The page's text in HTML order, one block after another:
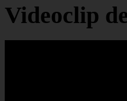
Videoclip